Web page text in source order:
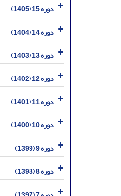
دوره 15 (1405)
دوره 14 (1404)
دوره 13 (1403)
دوره 12 (1402)
دوره 11 (1401)
دوره 10 (1400)
دوره 9 (1399)
دوره 8 (1398)